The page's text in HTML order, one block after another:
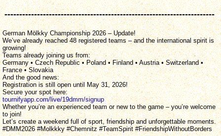
-----------------------------------------------------------------------
German Mölkky Championship 2026 – Update!
We’ve already reached 48 registered teams – and the international spirit is
growing!
Teams already joining us from:
Germany • Czech Republic • Poland • Finland • Austria • Switzerland •
France • Slovakia
And the good news:
Registration is still open until May 31, 2026!
Secure your spot here:
tournifyapp.com/live/19dmm/signup
Whether you’re an experienced team or new to the game – you’re welcome
to join!
Let’s create a weekend full of sport, friendship and unforgettable moments.
#DMM2026 #Molkkky #Chemnitz #TeamSpirit #FriendshipWithoutBorders